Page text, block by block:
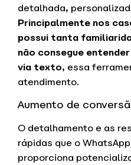
detalhada,
Principalmente nos
possui tanta
não consegue
via texto, essa
atendimento.
Aumento de
O detalhamento e as
rápidas que o
proporciona